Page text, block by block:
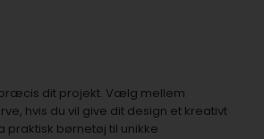
præcis dit projekt. Vælg mellem
hvis du vil give dit design et kreativt
praktisk børnetøj til unikke